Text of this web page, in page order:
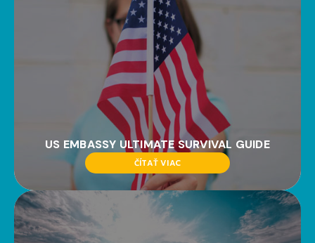
US EMBASSY ULTIMATE SURVIVAL GUIDE
ČÍTAŤ VIAC